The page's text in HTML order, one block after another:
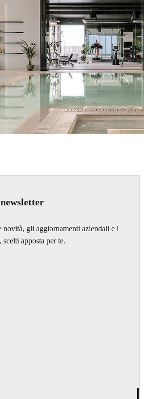
novità, gli aggiornamenti aziendali e i
apposta per te.